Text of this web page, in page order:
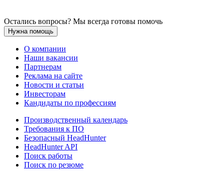
Остались вопросы? Мы всегда готовы помочь
Нужна помощь
О компании
Наши вакансии
Партнерам
Реклама на сайте
Новости и статьи
Инвесторам
Кандидаты по профессиям
Производственный календарь
Требования к ПО
Безопасный HeadHunter
HeadHunter API
Поиск работы
Поиск по резюме